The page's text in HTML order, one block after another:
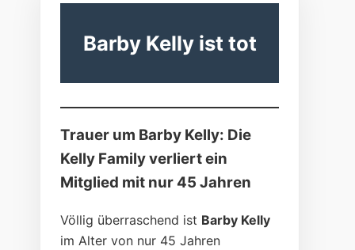
LOGIN
Barby Kelly ist tot
Trauer um Barby Kelly: Die
Kelly Family verliert ein
Mitglied mit nur 45 Jahren
Völlig überraschend ist Barby Kelly
im Alter von nur 45 Jahren